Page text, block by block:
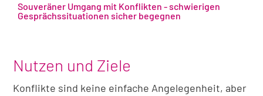
Souveräner Umgang mit Konflikten - schwierigen
Gesprächssituationen sicher begegnen
Nutzen und Ziele
Konflikte sind keine einfache Angelegenheit, aber